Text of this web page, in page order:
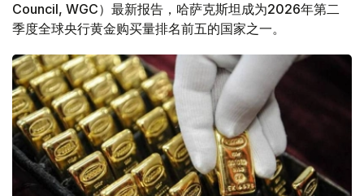
Council, WGC）最新报告，哈萨克斯坦成为2026年第二
季度全球央行黄金购买量排名前五的国家之一。